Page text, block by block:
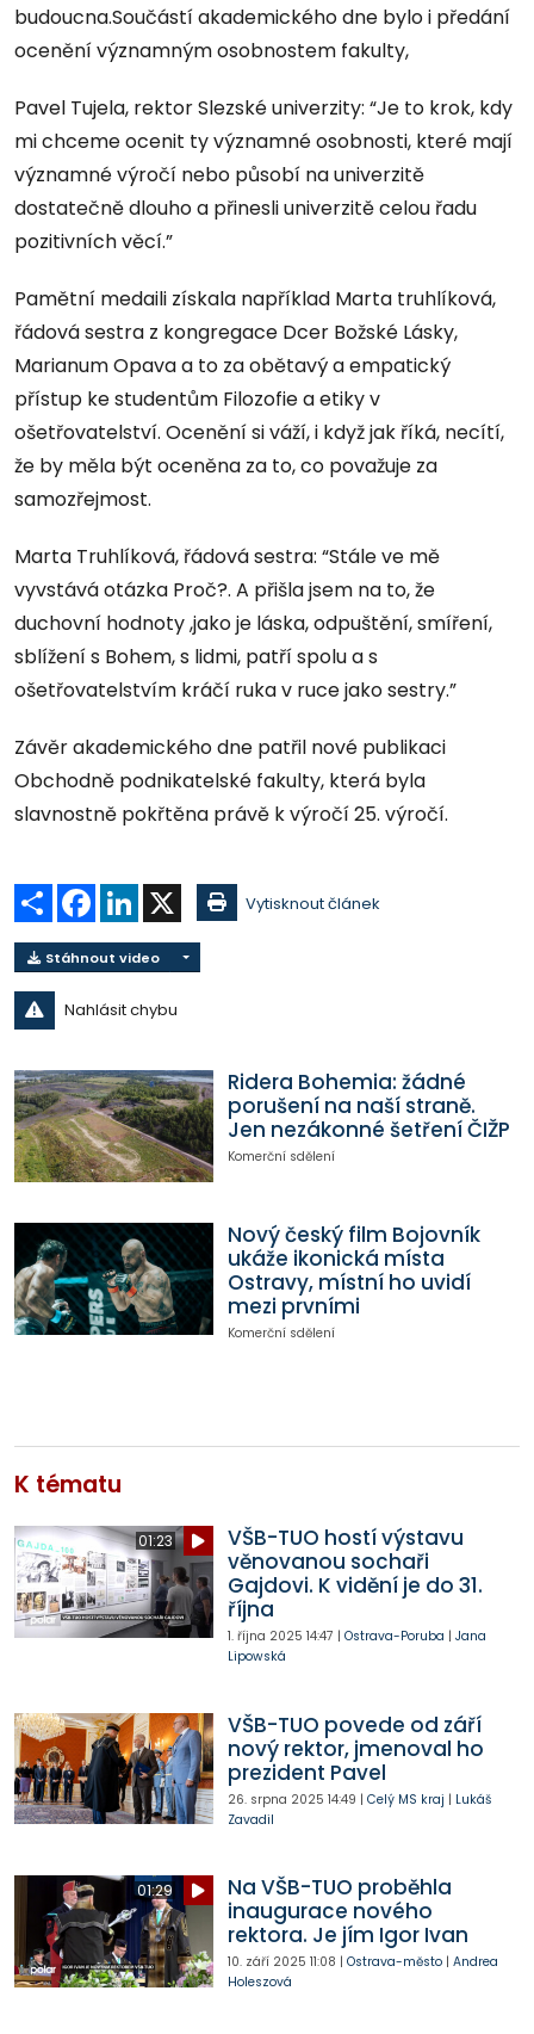
budoucna.Součástí akademického dne bylo i předání
ocenění významným osobnostem fakulty,
Pavel Tujela, rektor Slezské univerzity: “Je to krok, kdy
mi chceme ocenit ty významné osobnosti, které mají
významné výročí nebo působí na univerzitě
dostatečně dlouho a přinesli univerzitě celou řadu
pozitivních věcí.”
Pamětní medaili získala například Marta truhlíková,
řádová sestra z kongregace Dcer Božské Lásky,
Marianum Opava a to za obětavý a empatický
přístup ke studentům Filozofie a etiky v
ošetřovatelství. Ocenění si váží, i když jak říká, necítí,
že by měla být oceněna za to, co považuje za
samozřejmost.
Marta Truhlíková, řádová sestra: “Stále ve mě
vyvstává otázka Proč?. A přišla jsem na to, že
duchovní hodnoty ,jako je láska, odpuštění, smíření,
sblížení s Bohem, s lidmi, patří spolu a s
ošetřovatelstvím kráčí ruka v ruce jako sestry.”
Závěr akademického dne patřil nové publikaci
Obchodně podnikatelské fakulty, která byla
slavnostně pokřtěna právě k výročí 25. výročí.
Sdílet Facebook
LinkedIn Vytisknout článek
Stáhnout video
Nahlásit chybu
Ridera Bohemia: žádné
porušení na naší straně.
Jen nezákonné šetření ČIŽP
Komerční sdělení
Nový český film Bojovník
ukáže ikonická místa
Ostravy, místní ho uvidí
mezi prvními
Komerční sdělení
K tématu
01:23
VŠB-TUO hostí výstavu
věnovanou sochaři
Gajdovi. K vidění je do 31.
října
1. října 2025 14:47 | Ostrava-Poruba | Jana
Lipowská
VŠB-TUO povede od září
nový rektor, jmenoval ho
prezident Pavel
26. srpna 2025 14:49 | Celý MS kraj | Lukáš
Zavadil
01:29
Na VŠB-TUO proběhla
inaugurace nového
rektora. Je jím Igor Ivan
10. září 2025 11:08 | Ostrava-město| Andrea
Holeszová